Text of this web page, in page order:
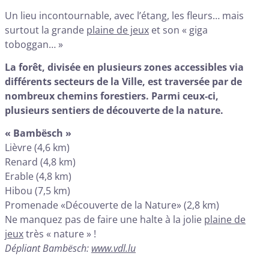
Un lieu incontournable, avec l’étang, les fleurs… mais
surtout la grande plaine de jeux et son « giga
toboggan… »
La forêt, divisée en plusieurs zones accessibles via
différents secteurs de la Ville, est traversée par de
nombreux chemins forestiers. Parmi ceux-ci,
plusieurs sentiers de découverte de la nature.
« Bambësch »
Lièvre (4,6 km)
Renard (4,8 km)
Erable (4,8 km)
Hibou (7,5 km)
Promenade «Découverte de la Nature» (2,8 km)
Ne manquez pas de faire une halte à la jolie plaine de
jeuxtrès « nature » !
Dépliant Bambësch: www.vdl.lu